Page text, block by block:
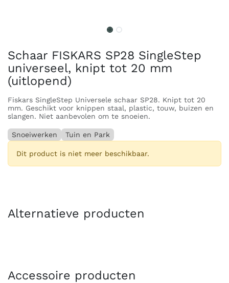
Schaar FISKARS SP28 SingleStep
universeel, knipt tot 20 mm
(uitlopend)
Fiskars SingleStep Universele schaar SP28. Knipt tot 20
mm. Geschikt voor knippen staal, plastic, touw, buizen en
slangen. Niet aanbevolen om te snoeien.
Snoeiwerken Tuin en Park
Dit product is niet meer beschikbaar.
Alternatieve producten
Accessoire producten